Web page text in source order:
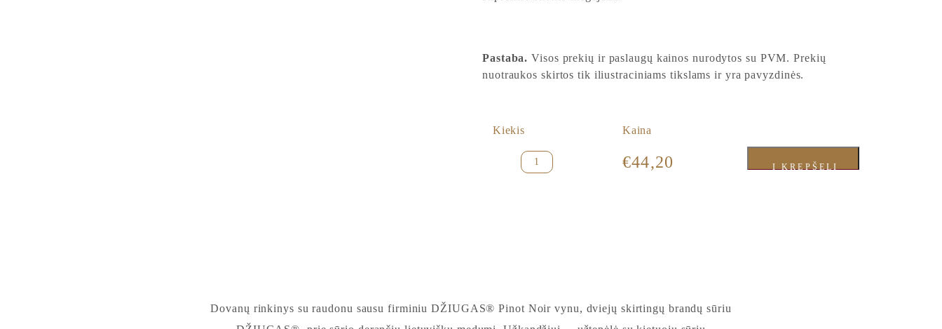
Pastaba. Visos prekių ir paslaugų kainos nurodytos su PVM. Prekių
nuotraukos skirtos tik iliustraciniams tikslams ir yra pavyzdinės.
Kiekis
produkto
kiekis:
Kaina
€44,20 Į KREPŠELĮ
Dovanų rinkinys su raudonu sausu firminiu DŽIUGAS® Pinot Noir vynu, dviejų skirtingų brandų sūriu